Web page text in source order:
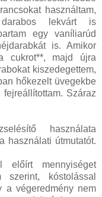
használtam,
lekvárt is
egy vaníliarúd
is. Amikor
cukrot**, majd újra
kiszedegettem,
hőkezelt üvegekbe
Száraz
használata
használati útmutatót.
előírt mennyiséget
kóstolással
a végeredmény nem